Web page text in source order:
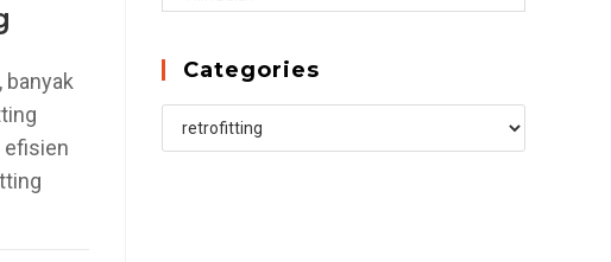
banyak
efisien
Month
YearCategories
Categories